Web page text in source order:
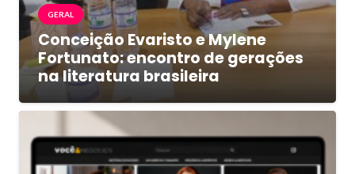
GERAL
Conceição Evaristo e Mylene
Fortunato: encontro de gerações
na literatura brasileira